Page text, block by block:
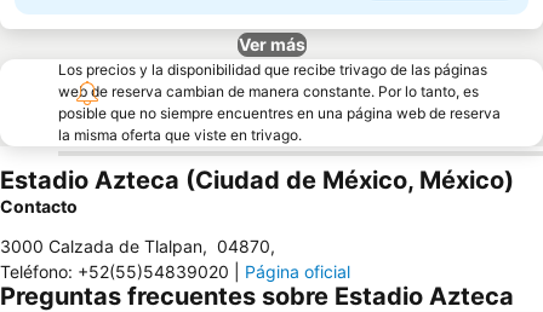
Ver más
Los precios y la disponibilidad que recibe trivago de las páginas
web de reserva cambian de manera constante. Por lo tanto, es
posible que no siempre encuentres en una página web de reserva
la misma oferta que viste en trivago.
Estadio Azteca (Ciudad de México, México)
Contacto
3000 Calzada de Tlalpan, 04870,
Teléfono: +52(55)54839020 Página oficial
Preguntas frecuentes sobre Estadio Azteca